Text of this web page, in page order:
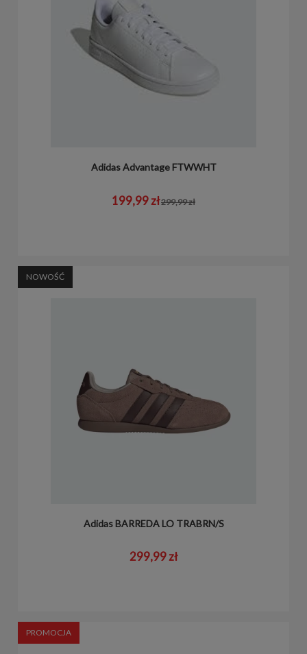
Adidas Advantage FTWWHT
199,99 zł299,99 zł
Adidas BARREDA LO TRABRN/S
299,99 zł
NOWOŚĆ
PROMOCJA